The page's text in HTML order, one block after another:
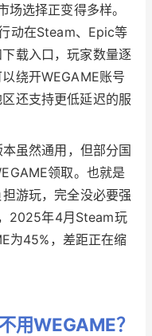
选择正变得多样。
动在Steam、Epic等
载入口，玩家数量逐
绕开WEGAME账号
还支持更低延迟的服
虽然通用，但部分国
领取。也就是
游玩，完全没必要强
2025年4月Steam玩
为45%，差距正在缩
用WEGAME？